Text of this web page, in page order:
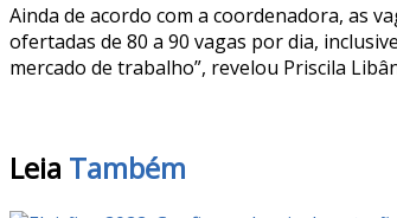
Ainda de acordo com a coordenadora, as
ofertadas de 80 a 90 vagas por dia,
mercado de trabalho”, revelou Priscila
Leia Também